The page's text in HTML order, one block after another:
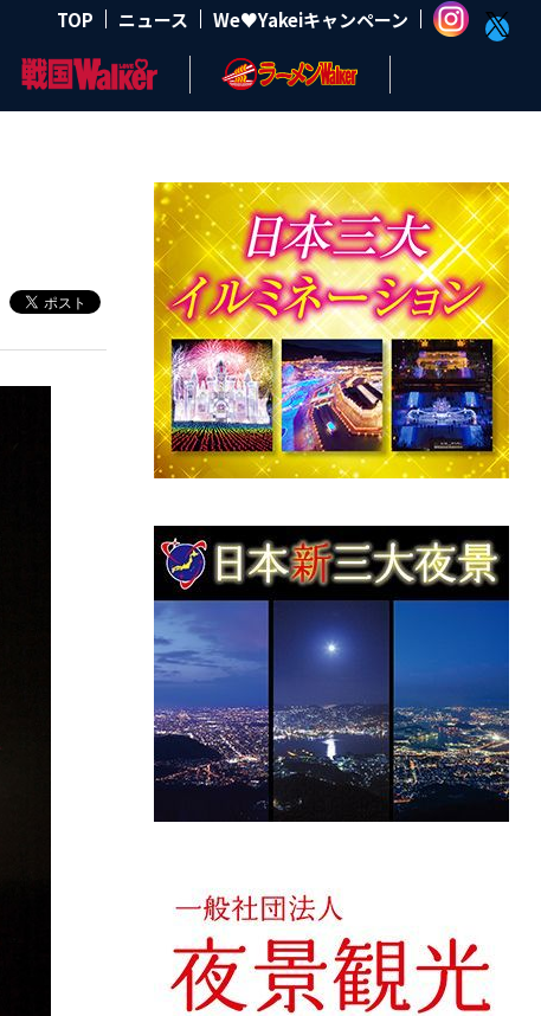
TOP ニュース We♥Yakeiキャンペーン